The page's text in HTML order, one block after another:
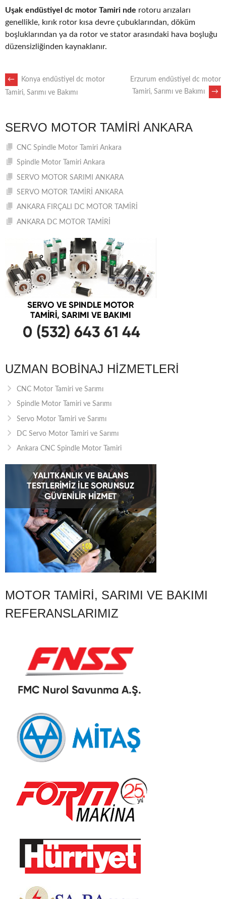
Uşak endüstiyel dc motor Tamiri nde rotoru arızaları
genellikle, kırık rotor kısa devre çubuklarından, döküm
boşluklarından ya da rotor ve stator arasındaki hava boşluğu
düzensizliğinden kaynaklanır.
POST
←
Konya endüstiyel dc motor
Tamiri, Sarımı ve Bakımı
Erzurum endüstiyel dc motor
Tamiri, Sarımı ve Bakımı
→
SERVO MOTOR TAMIRI ANKARA
CNC Spindle Motor Tamiri Ankara
Spindle Motor Tamiri Ankara
SERVO MOTOR SARIMI ANKARA
SERVO MOTOR TAMİRİ ANKARA
ANKARA FIRÇALI DC MOTOR TAMİRİ
ANKARA DC MOTOR TAMİRİ
UZMAN BOBINAJ HIZMETLERI
CNC Motor Tamiri ve Sarımı
Spindle Motor Tamiri ve Sarımı
Servo Motor Tamiri ve Sarımı
DC Servo Motor Tamiri ve Sarımı
Ankara CNC Spindle Motor Tamiri
MOTOR TAMIRI, SARIMI VE BAKIMI
REFERANSLARIMIZ